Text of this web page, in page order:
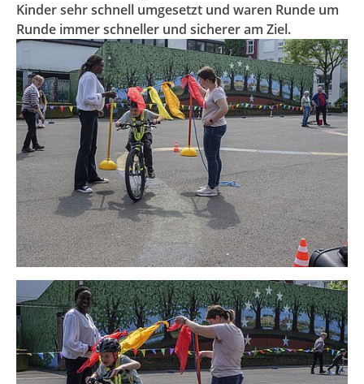
Kinder sehr schnell umgesetzt und waren Runde um
Runde immer schneller und sicherer am Ziel.